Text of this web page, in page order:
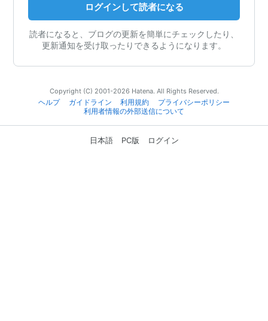
ログインして読者になる
読者になると、ブログの更新を簡単にチェックしたり、
更新通知を受け取ったりできるようになります。
Copyright (C) 2001-2026 Hatena. All Rights Reserved.
ヘルプ
ガイドライン 利用規約
プライバシーポリシー
利用者情報の外部送信について
日本語 PC版 ログイン